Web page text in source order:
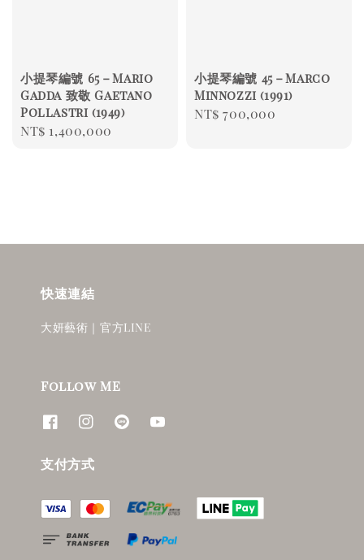
小提琴編號 65－Mario
Gadda 致敬 Gaetano
Pollastri (1949)
Regular
NT$ 1,400,000
小提琴編號 45－Marco
Minnozzi (1991)
Regular
NT$ 700,000
快速連結
大妍藝術｜官方LINE
Follow ME
支付方式